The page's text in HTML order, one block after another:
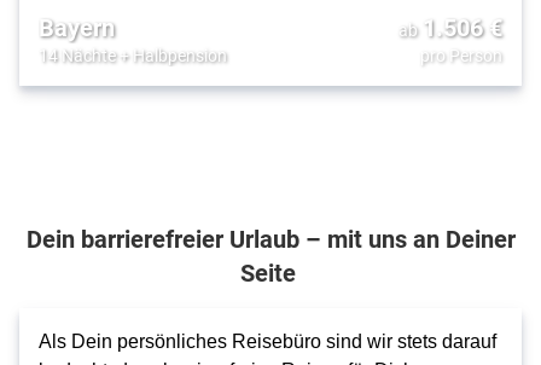
Bayern
14 Nächte+ Halbpension
ab 1.506€
pro Person
Dein barrierefreier Urlaub – mit uns an Deiner
Seite
Als Dein persönliches Reisebüro sind wir stets darauf